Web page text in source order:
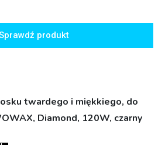
produkt
twardego i miękkiego, do
Diamond, 120W, czarny